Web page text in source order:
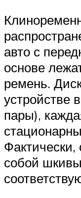
авто с
основе
ремень.
устройстве
пары),
собой